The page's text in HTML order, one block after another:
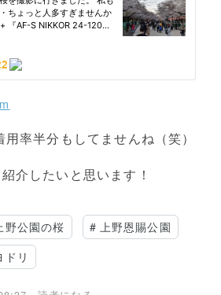
率半分もしてませんね（笑）
介したいと思います！
野公園の桜 # 上野恩賜公園
ドリ